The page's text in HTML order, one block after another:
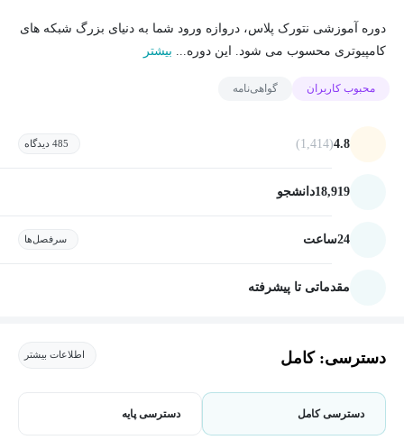
دوره آموزشی نتورک پلاس، دروازه ورود شما به دنیای بزرگ شبکه های
کامپیوتری محسوب می شود. این دوره... بیشتر
محبوب کاربران گواهی‌نامه
4.8
(1,414) 485 دیدگاه
18,919دانشجو
24ساعت سرفصل‌ها
مقدماتی تا پیشرفته
دسترسی: کامل اطلاعات بیشتر
دسترسی کامل دسترسی پایه